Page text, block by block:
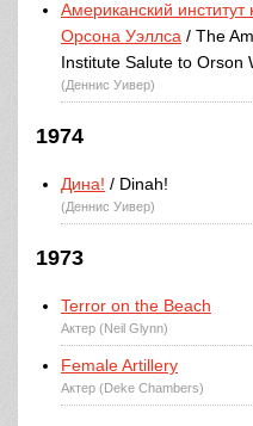
Американский институт
Орсона Уэллса / The
Institute Salute to Orson
(Деннис Уивер)
1974
Дина! / Dinah!
(Деннис Уивер)
1973
Terror on the Beach
Актер (Neil Glynn)
Female Artillery
Актер (Deke Chambers)